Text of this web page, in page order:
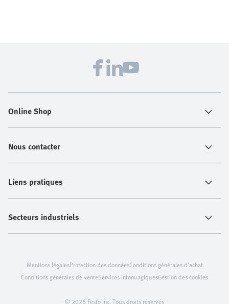
Online Shop
Nous contacter
Liens pratiques
Secteurs industriels
© 2026 Festo Inc. Tous droits réservés
Mentions légalesProtection des donnéesConditions générales d'achat
Conditions générales de venteServices infonuagiquesGestion des cookies